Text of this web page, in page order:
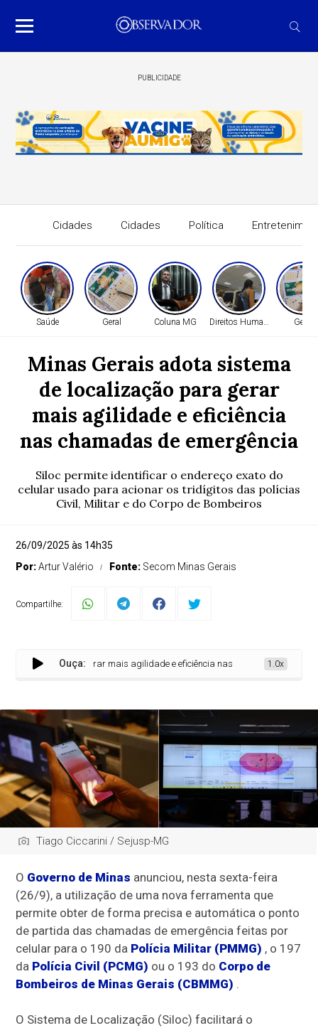
PUBLICIDADE
Cidades Cidades Política
Saúde Geral Coluna MG Direitos Humanos Geral
Minas Gerais adota sistema
de localização para gerar
mais agilidade e eficiência
nas chamadas de emergência
Siloc permite identificar o endereço exato do
celular usado para acionar os tridígitos das polícias
Civil, Militar e do Corpo de Bombeiros
26/09/2025 às 14h35
Por:Artur Valério Fonte: Secom Minas Gerais
Compartilhe:
Ouça:
para gerar mais agilidade e eficiência nas chamadas de emergência
1.0x
Tiago Ciccarini / Sejusp-MG
O Governo de Minas anunciou, nesta sexta-feira
(26/9), a utilização de uma nova ferramenta que
permite obter de forma precisa e automática o ponto
de partida das chamadas de emergência feitas por
celular para o 190 da Polícia Militar (PMMG) , o 197
da Polícia Civil (PCMG) ou o 193 do Corpo de
Bombeiros de Minas Gerais (CBMMG) .
O Sistema de Localização (Siloc) facilitará o